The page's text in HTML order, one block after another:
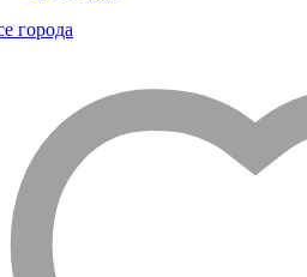
города